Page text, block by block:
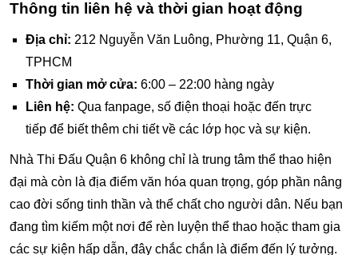
Thông tin liên hệ và thời gian hoạt động
Địa chỉ: 212 Nguyễn Văn Luông, Phường 11, Quận 6,
TPHCM
Thời gian mở cửa: 6:00 – 22:00 hàng ngày
Liên hệ: Qua fanpage, số điện thoại hoặc đến trực
tiếp để biết thêm chi tiết về các lớp học và sự kiện.
Nhà Thi Đấu Quận 6 không chỉ là trung tâm thể thao hiện
đại mà còn là địa điểm văn hóa quan trọng, góp phần nâng
cao đời sống tinh thần và thể chất cho người dân. Nếu bạn
đang tìm kiếm một nơi để rèn luyện thể thao hoặc tham gia
các sự kiện hấp dẫn, đây chắc chắn là điểm đến lý tưởng.